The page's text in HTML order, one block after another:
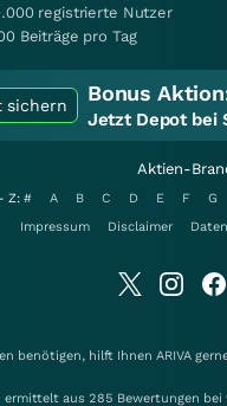
registrierte Nutzer
Beiträge pro Tag
sichern Bonus
Jetzt Depot bei
Aktien-
Z: # A B C D E F G
Impressum
Disclaimer
benötigen, hilft Ihnen ARIVA
aus 285 Bewertungen